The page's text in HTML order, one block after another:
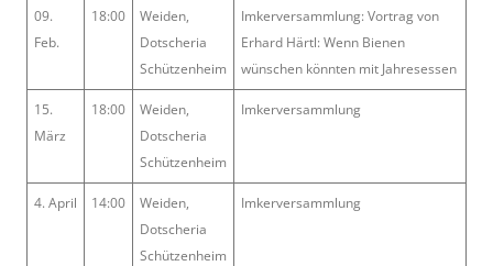
09.
Feb.
18:00
Weiden,
Dotscheria
Schützenheim
Imkerversammlung: Vortrag von
Erhard Härtl: Wenn Bienen
wünschen könnten mit Jahresessen
15.
März
18:00
Weiden,
Dotscheria
Schützenheim
Imkerversammlung
4. April 14:00
Weiden,
Dotscheria
Schützenheim
Imkerversammlung